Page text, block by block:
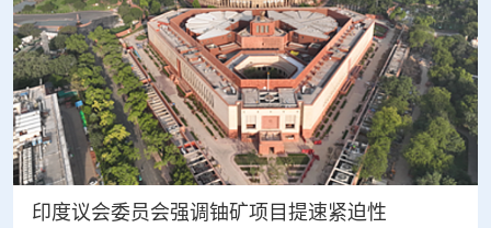
印度议会委员会强调铀矿项目提速紧迫性